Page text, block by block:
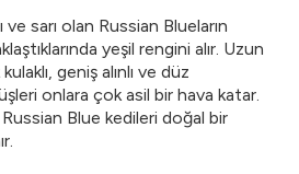
ve sarı olan Russian Blueların
yeşil rengini alır. Uzun
geniş alınlı ve düz
onlara çok asil bir hava katar.
Russian Blue kedileri doğal bir